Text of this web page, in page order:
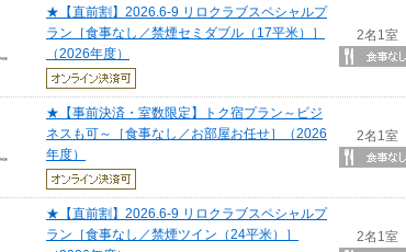
★【直前割】2026.6-9 リロクラブスペシャルプ
ラン［食事なし／禁煙セミダブル（17平米）］
（2026年度）
2名1室
★【事前決済・室数限定】トク宿プラン～ビジ
ネスも可～［食事なし／お部屋お任せ］（2026
年度）
2名1室
★【直前割】2026.6-9 リロクラブスペシャルプ
ラン［食事なし／禁煙ツイン（24平米）］
2名1室